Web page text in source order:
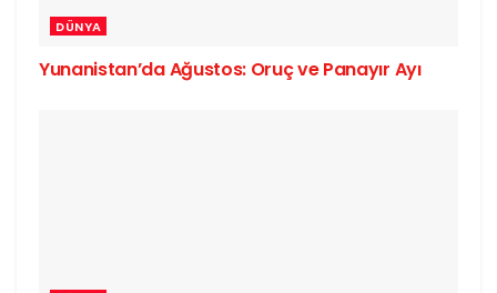
DÜNYA
Yunanistan’da Ağustos: Oruç ve Panayır Ayı